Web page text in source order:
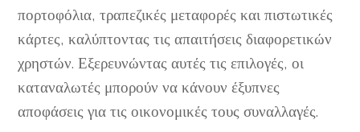
πορτοφόλια, τραπεζικές μεταφορές και πιστωτικές
κάρτες, καλύπτοντας τις απαιτήσεις διαφορετικών
χρηστών. Εξερευνώντας αυτές τις επιλογές, οι
καταναλωτές μπορούν να κάνουν έξυπνες
αποφάσεις για τις οικονομικές τους συναλλαγές.